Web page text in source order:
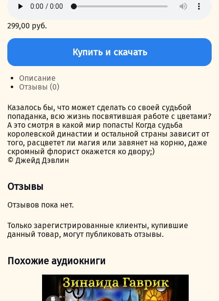
299,00 руб.
Количество
Королевский
тюльпан
Купить и скачать
Описание
Отзывы (0)
Казалось бы, что может сделать со своей судьбой
попаданка, всю жизнь посвятившая работе с цветами?
А это смотря в какой мир попасть! Когда судьба
королевской династии и остальной страны зависит от
того, расцветет ли магия или завянет на корню, даже
скромный флорист окажется ко двору;)
© Джейд Дэвлин
Отзывы
Отзывов пока нет.
Только зарегистрированные клиенты, купившие
данный товар, могут публиковать отзывы.
Похожие аудиокниги